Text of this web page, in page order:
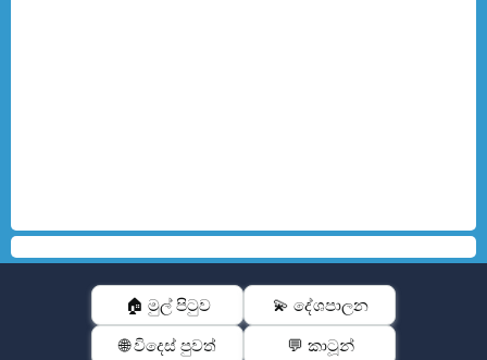
🏠 මුල් පිටුව 💫 දේශපාලන
🌐 විදෙස් පුවත් 💬 කාටූන්